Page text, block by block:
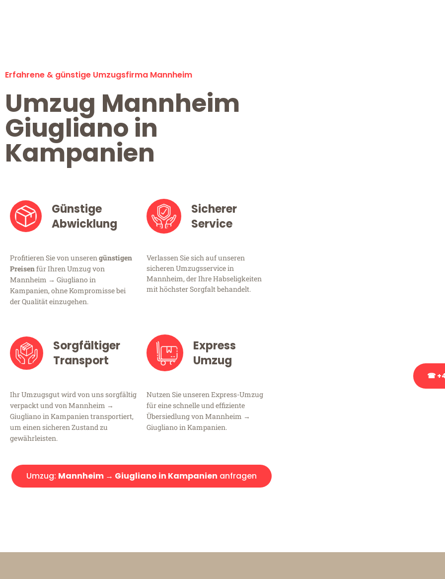
Erfahrene & günstige Umzugsfirma Mannheim
Umzug Mannheim
Giugliano in
Kampanien
Günstige
Abwicklung
Profitieren Sie von unserengünstigen
Preisenfür Ihren Umzug von
Mannheim → Giugliano in
Kampanien, ohne Kompromisse bei
der Qualität einzugehen.
Sicherer
Service
Verlassen Sie sich auf unseren
sicheren Umzugsservice in
Mannheim, der Ihre Habseligkeiten
mit höchster Sorgfalt behandelt.
Sorgfältiger
Transport
Ihr Umzugsgut wird von uns sorgfältig
verpackt und von Mannheim →
Giugliano in Kampanien transportiert,
um einen sicheren Zustand zu
gewährleisten.
Express
Umzug
Nutzen Sie unseren Express-Umzug
für eine schnelle und effiziente
Übersiedlung von Mannheim →
Giugliano in Kampanien.
Umzug: Mannheim → Giugliano in Kampanien anfragen
☎